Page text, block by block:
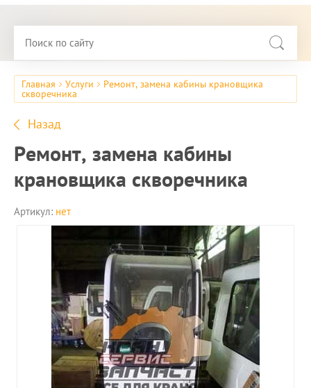
Главная Услуги Ремонт, замена кабины крановщика
скворечника
Назад
Ремонт, замена кабины
крановщика скворечника
Артикул: нет